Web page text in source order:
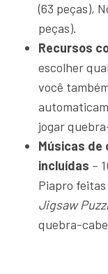
(63 peças),
peças).
Recursos
escolher
você
jogar
Músicas de
incluídas –
Piapro
Jigsaw
quebra-